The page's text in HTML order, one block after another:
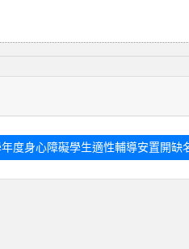
度身心障礙學生適性輔導安置開缺